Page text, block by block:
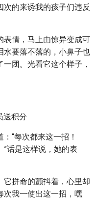
的来诱我的孩子们违反
表情，马上由惊异变成可
水要落不落的，小鼻子也
团。光看它这个样子，
送积分
“每次都来这一招！
话是这样说，她的表
它拼命的颤抖着，心里却
次我一使出这一招，嘿